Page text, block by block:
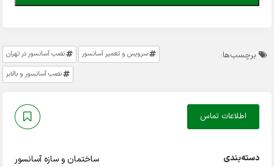
برچسب‌ها: سرویس و تعمیر آسانسور
نصب آسانسور در تهران
نصب آسانسور و بالابر
اطلاعات تماس
دسته‌بندی ساختمان و سازه آسانسور